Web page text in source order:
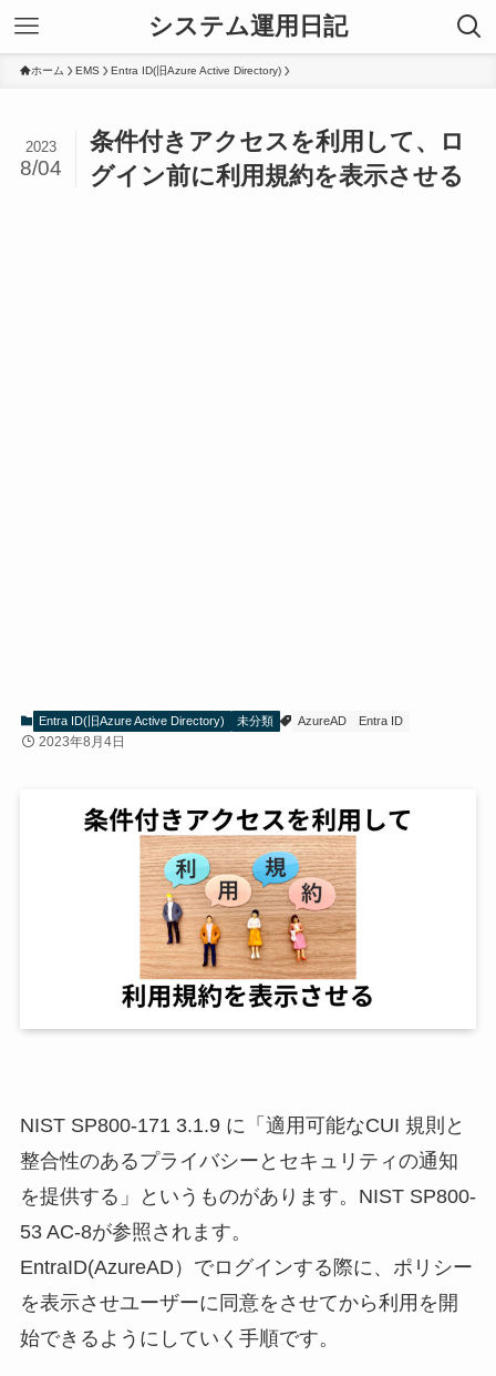
システム運用日記
ホーム EMS Entra ID(旧Azure Active Directory)
条件付きアクセスを利用して、ロ
グイン前に利用規約を表示させる
2023
8/04
Entra ID(旧Azure Active Directory) 未分類 AzureAD Entra ID
2023年8月4日
NIST SP800-171 3.1.9 に「適⽤可能なCUI 規則と
整合性のあるプライバシーとセキュリティの通知
を提供する」というものがあります。NIST SP800-
53 AC-8が参照されます。
EntraID(AzureAD）でログインする際に、ポリシー
を表示させユーザーに同意をさせてから利用を開
始できるようにしていく手順です。